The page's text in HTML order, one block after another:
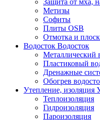
Защита от мха,
Метизы
Софиты
Плиты OSB
Отмотка и
Водосток Водосток
Металлический
Пластиковый
Дренажные
Обогрев
Утепление, изоляция
Теплоизоляция
Гидроизоляция
Пароизоляция